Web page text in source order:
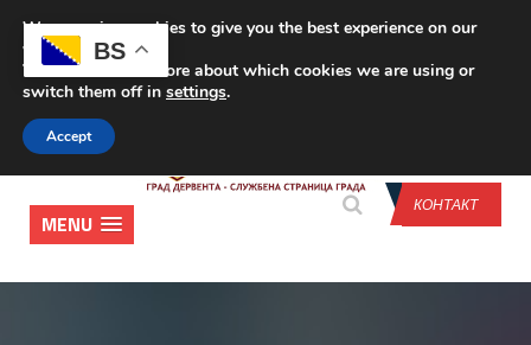
CONTACT US
КОНТАКТ
MENU
BS
We are using cookies to give you the best experience on our
website.
You can find out more about which cookies we are using or
switch them off in settings.
Accept